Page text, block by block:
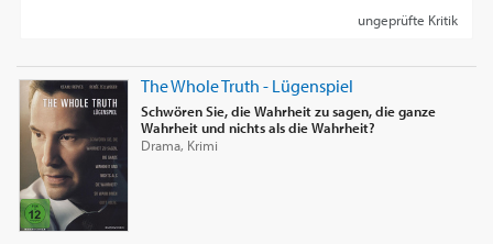
ungeprüfte Kritik
The Whole Truth - Lügenspiel
Schwören Sie, die Wahrheit zu sagen, die ganze
Wahrheit und nichts als die Wahrheit?
Drama, Krimi